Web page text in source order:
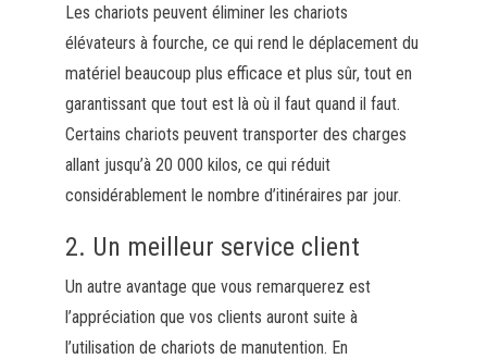
Les chariots peuvent éliminer les chariots
élévateurs à fourche, ce qui rend le déplacement du
matériel beaucoup plus efficace et plus sûr, tout en
garantissant que tout est là où il faut quand il faut.
Certains chariots peuvent transporter des charges
allant jusqu’à 20 000 kilos, ce qui réduit
considérablement le nombre d’itinéraires par jour.
2. Un meilleur service client
Un autre avantage que vous remarquerez est
l’appréciation que vos clients auront suite à
l’utilisation de chariots de manutention. En